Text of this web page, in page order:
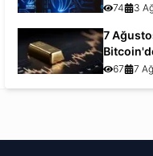
74 3
7
67 7